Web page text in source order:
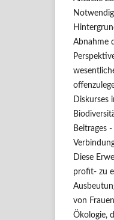
Abnahme
Diskurses
Beitrages
Diese
profit- zu
von
Ökologie,